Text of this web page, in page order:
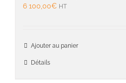
6 100,00€ HT
Ajouter au panier
Détails